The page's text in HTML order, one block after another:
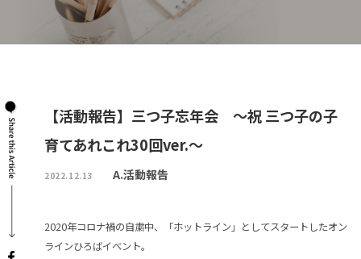
【活動報告】三つ子忘年会 ～祝 三つ子の子
育てあれこれ30回ver.～
2022.12.13 A.活動報告
2020年コロナ禍の自粛中、「ホットライン」としてスタートしたオン
ラインひろばイベント。